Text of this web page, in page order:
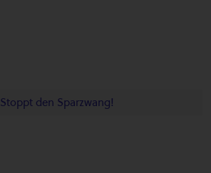
Stoppt den Sparzwang!